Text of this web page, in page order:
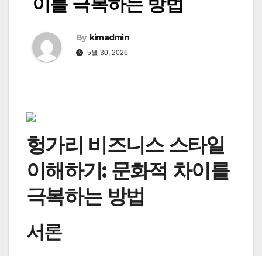
By kimadmin
5월 30, 2026
헝가리 비즈니스 스타일
이해하기: 문화적 차이를
극복하는 방법
서론